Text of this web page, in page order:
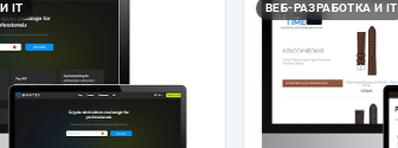
IT ВЕБ-РАЗРАБОТКА И IT